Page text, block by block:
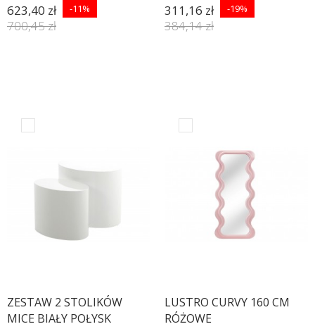
623,40 zł -11%
700,45 zł
311,16 zł -19%
384,14 zł
ZESTAW 2 STOLIKÓW
MICE BIAŁY POŁYSK
LUSTRO CURVY 160 CM
RÓŻOWE